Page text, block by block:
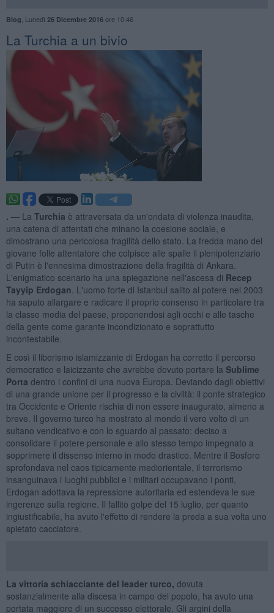
Blog Lunedì 26 Dicembre 2016ore 10:46
La Turchia a un bivio
. — La Turchia è attraversata da un'ondata di violenza inaudita,
una catena di attentati che minano la coesione sociale, e
dimostrano una pericolosa fragilità dello stato. La fredda mano del
giovane folle attentatore che colpisce alle spalle il plenipotenziario
di Putin è l'ennesima dimostrazione della fragilità di Ankara.
L'enigmatico scenario ha una spiegazione nell'ascesa di Recep
Tayyip Erdogan . L'uomo forte di Istanbul salito al potere nel 2003
ha saputo allargare e radicare il proprio consenso in particolare tra
la classe media del paese, proponendosi agli occhi e alle tasche
della gente come garante incondizionato e soprattutto
incontestabile.
E così il liberismo islamizzante di Erdogan ha corretto il percorso
democratico e laicizzante che avrebbe dovuto portare la Sublime
Porta dentro i confini di una nuova Europa. Deviando dagli obiettivi
di una grande unione per il progresso e la civiltà: il ponte strategico
tra Occidente e Oriente rischia di non essere inaugurato, almeno a
breve. Il governo turco ha mostrato al mondo il vero volto di un
sultano vendicativo e con lo sguardo al passato: deciso a
consolidare il potere personale e allo stesso tempo impegnato a
sopprimere il dissenso interno in modo drastico. Mentre il Bosforo
sprofondava nel caos tipicamente mediorientale, il terrorismo
insanguinava i luoghi pubblici e i militari occupavano i ponti,
Erdogan adottava la repressione autoritaria ed estendeva le sue
ingerenze sulla regione. Il fallito golpe del 15 luglio, per quanto
ingiustificabile, ha avuto l'effetto di rendere la preda a sua volta uno
spietato cacciatore.
La vittoria schiacciante del leader turco, dovuta
sostanzialmente alla discesa in campo del popolo, ha avuto una
portata maggiore di un successo elettorale. Gli argini della